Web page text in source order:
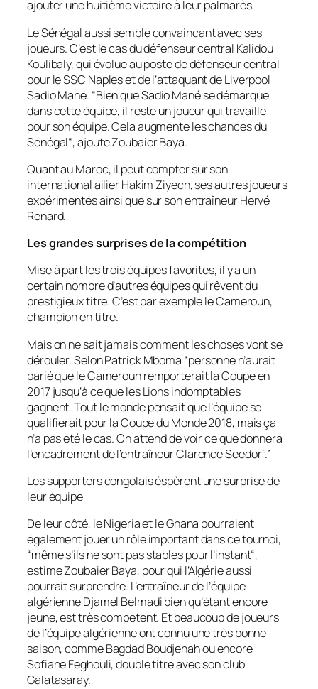
ajouter une huitième victoire à leur palmarès.
Le Sénégal aussi semble convaincant avec ses
joueurs. C’est le cas du défenseur central Kalidou
Koulibaly, qui évolue au poste de défenseur central
pour le SSC Naples et de l’attaquant de Liverpool
Sadio Mané. “Bien que Sadio Mané se démarque
dans cette équipe, il reste un joueur qui travaille
pour son équipe. Cela augmente les chances du
Sénégal“, ajoute Zoubaier Baya.
Quant au Maroc, il peut compter sur son
international ailier Hakim Ziyech, ses autres joueurs
expérimentés ainsi que sur son entraîneur Hervé
Renard.
Les grandes surprises de la compétition
Mise à part les trois équipes favorites, il y a un
certain nombre d’autres équipes qui rêvent du
prestigieux titre. C’est par exemple le Cameroun,
champion en titre.
Mais on ne sait jamais comment les choses vont se
dérouler. Selon Patrick Mboma “personne n’aurait
parié que le Cameroun remporterait la Coupe en
2017 jusqu’à ce que les Lions indomptables
gagnent. Tout le monde pensait que l’équipe se
qualifierait pour la Coupe du Monde 2018, mais ça
n’a pas été le cas. On attend de voir ce que donnera
l’encadrement de l’entraîneur Clarence Seedorf.”
Les supporters congolais éspèrent une surprise de
leur équipe
De leur côté, le Nigeria et le Ghana pourraient
également jouer un rôle important dans ce tournoi,
“même s’ils ne sont pas stables pour l’instant“,
estime Zoubaier Baya, pour qui l’Algérie aussi
pourrait surprendre. L’entraîneur de l’équipe
algérienne Djamel Belmadi bien qu’étant encore
jeune, est très compétent. Et beaucoup de joueurs
de l’équipe algérienne ont connu une très bonne
saison, comme Bagdad Boudjenah ou encore
Sofiane Feghouli, double titre avec son club
Galatasaray.